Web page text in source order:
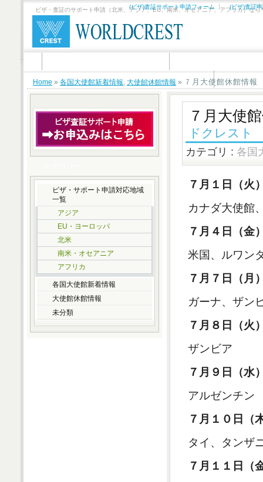
ビザ・査証のサポート申請（北米、アジア、EU、南米、オセアニア、アフリカ）なら
(ビザ)査証サポート申請フォーム (ビザ)査証
ビザサポートお申し込み有難う御座いました。
Home » 各国大使館新着情報, 大使館休館情報 » ７月大使館休館情報
７月大使
ドクレスト
カテゴリ : 各国
７月１日（火
カナダ大使館
７月４日（金
米国、ルワン
７月７日（月
ガーナ、ザン
７月８日（火
ザンビア
７月９日（水
アルゼンチン
７月１０日（
タイ、タンザ
７月１１日（
ビザ・サポート申請対応地域
一覧
アジア
EU・ヨーロッパ
北米
南米・オセアニア
アフリカ
各国大使館新着情報
大使館休館情報
未分類